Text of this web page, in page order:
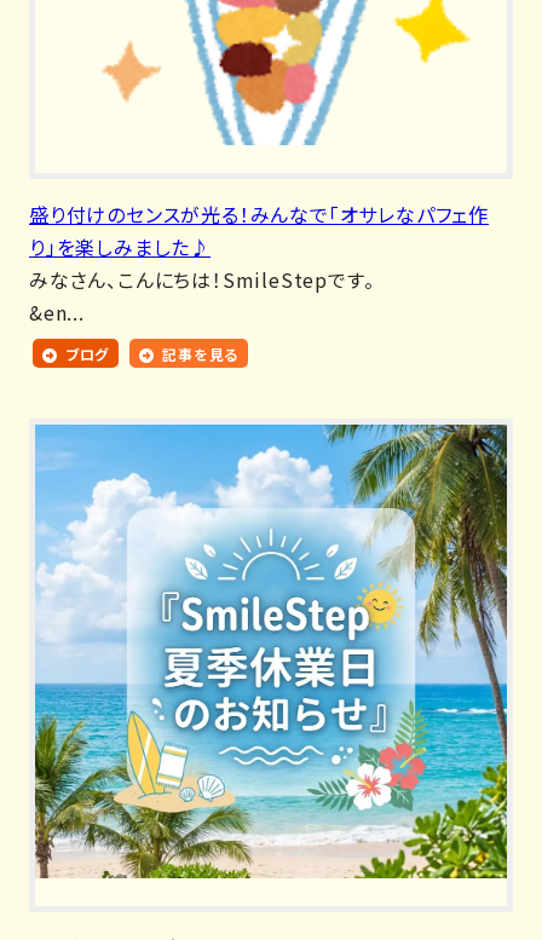
盛り付けのセンスが光る！みんなで「オサレなパフェ作
り」を楽しみました♪
みなさん、こんにちは！SmileStepです。
&en...
ブログ 記事を見る